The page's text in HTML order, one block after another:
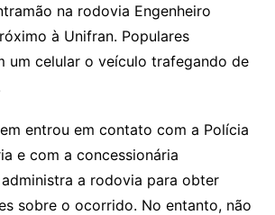
na rodovia Engenheiro
à Unifran. Populares
um celular o veículo trafegando de
entrou em contato com a Polícia
e com a concessionária
a rodovia para obter
sobre o ocorrido. No entanto, não